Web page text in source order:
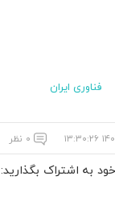
فناوری ایران
۰ نظر
به اشتراک بگذارید: